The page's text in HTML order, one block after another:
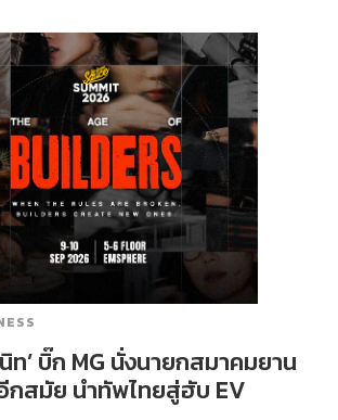
ท’ บิ๊ก MG นั่งนายกสมาคมยาน
สมัย นำทัพไทยสู่ฮับ EV